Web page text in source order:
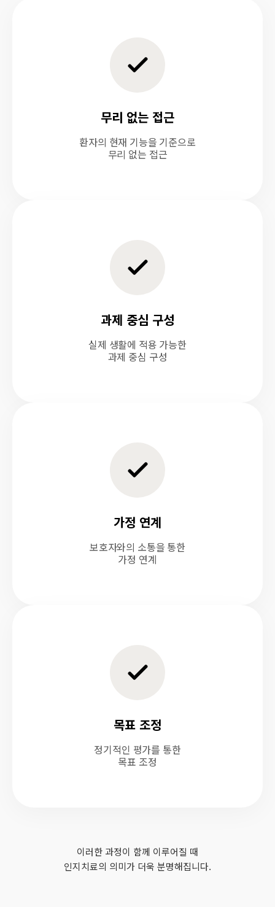
무리 없는 접근
환자의 현재 기능을 기준으로
무리 없는 접근
과제 중심 구성
실제 생활에 적용 가능한
과제 중심 구성
가정 연계
보호자와의 소통을 통한
가정 연계
목표 조정
정기적인 평가를 통한
목표 조정
이러한 과정이 함께 이루어질 때
인지치료의 의미가 더욱 분명해집니다.